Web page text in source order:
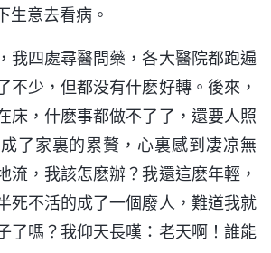
生意去看病。
我四處尋醫問藥，各大醫院都跑遍
不少，但都没有什麽好轉。後來，
床，什麽事都做不了了，還要人照
了家裏的累贅，心裏感到凄凉無
流，我該怎麽辦？我還這麽年輕，
死不活的成了一個廢人，難道我就
了嗎？我仰天長嘆：老天啊！誰能